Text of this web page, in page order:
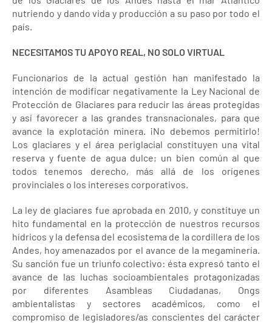
nutriendo y dando vida y producción a su paso por todo el
país.
NECESITAMOS TU APOYO REAL, NO SOLO VIRTUAL
Funcionarios de la actual gestión han manifestado la
intención de modificar negativamente la Ley Nacional de
Protección de Glaciares para reducir las áreas protegidas
y así favorecer a las grandes transnacionales, para que
avance la explotación minera. ¡No debemos permitirlo!
Los glaciares y el área periglacial constituyen una vital
reserva y fuente de agua dulce; un bien común al que
todos tenemos derecho, más allá de los orígenes
provinciales o los intereses corporativos.
La ley de glaciares fue aprobada en 2010, y constituye un
hito fundamental en la protección de nuestros recursos
hídricos y la defensa del ecosistema de la cordillera de los
Andes, hoy amenazados por el avance de la megaminería.
Su sanción fue un triunfo colectivo: ésta expresó tanto el
avance de las luchas socioambientales protagonizadas
por diferentes Asambleas Ciudadanas, Ongs
ambientalistas y sectores académicos, como el
compromiso de legisladores/as conscientes del carácter